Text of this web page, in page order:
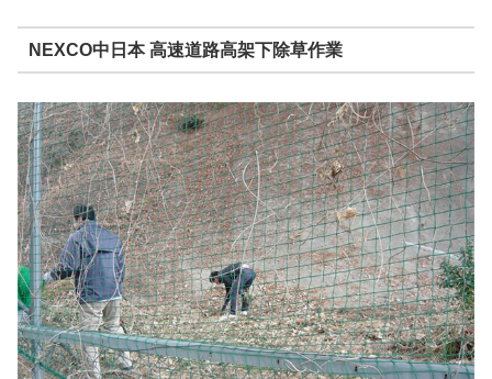
NEXCO中日本 高速道路高架下除草作業